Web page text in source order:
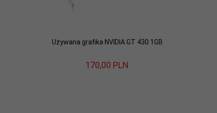
Używana grafika NVIDIA GT 430 1GB
170,00 PLN